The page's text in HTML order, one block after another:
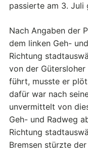
passierte am 3. Juli
Nach Angaben der
dem linken Geh-
Richtung
von der
führt, musste er
dafür war nach
unvermittelt von
Geh- und Radweg
Richtung
Bremsen stürzte